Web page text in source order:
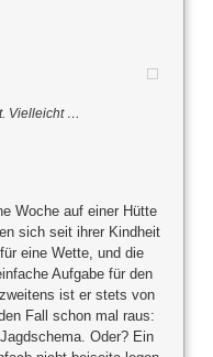
Vielleicht …
Woche auf einer Hütte
sich seit ihrer Kindheit
eine Wette, und die
Aufgabe für den
ist er stets von
Fall schon mal raus:
Oder? Ein